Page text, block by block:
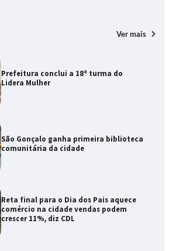
Ver mais
Prefeitura conclui a 18ª turma do
Lidera Mulher
São Gonçalo ganha primeira biblioteca
comunitária da cidade
Reta final para o Dia dos Pais aquece
comércio na cidade vendas podem
crescer 11%, diz CDL